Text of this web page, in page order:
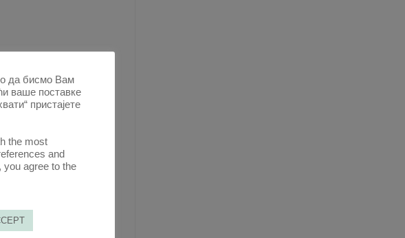
,ALL ARTICLES
да бисмо Вам
ваше поставке
пристајете
the most
and
you agree to the